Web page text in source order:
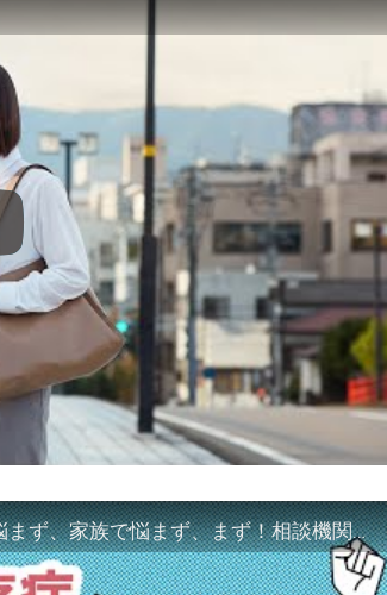
「ギャンブル等依存症対策啓発動画 ～一人で悩まず、家族で悩まず、まず！相談機関へ～」